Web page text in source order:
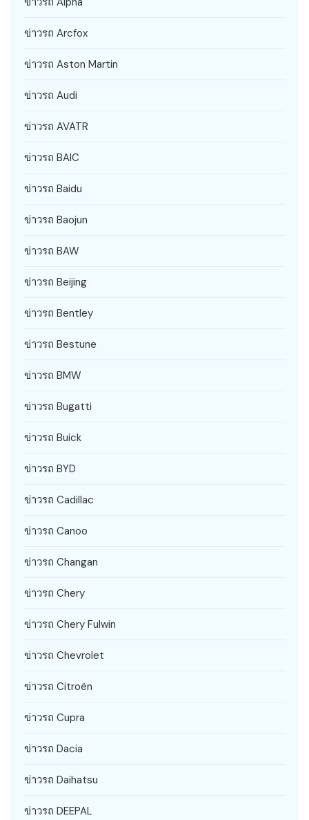
ข่าวรถ Arcfox
ข่าวรถ Aston Martin
ข่าวรถ Audi
ข่าวรถ AVATR
ข่าวรถ BAIC
ข่าวรถ Baidu
ข่าวรถ Baojun
ข่าวรถ BAW
ข่าวรถ Beijing
ข่าวรถ Bentley
ข่าวรถ Bestune
ข่าวรถ BMW
ข่าวรถ Bugatti
ข่าวรถ Buick
ข่าวรถ BYD
ข่าวรถ Cadillac
ข่าวรถ Canoo
ข่าวรถ Changan
ข่าวรถ Chery
ข่าวรถ Chery Fulwin
ข่าวรถ Chevrolet
ข่าวรถ Citroën
ข่าวรถ Cupra
ข่าวรถ Dacia
ข่าวรถ Daihatsu
ข่าวรถ DEEPAL